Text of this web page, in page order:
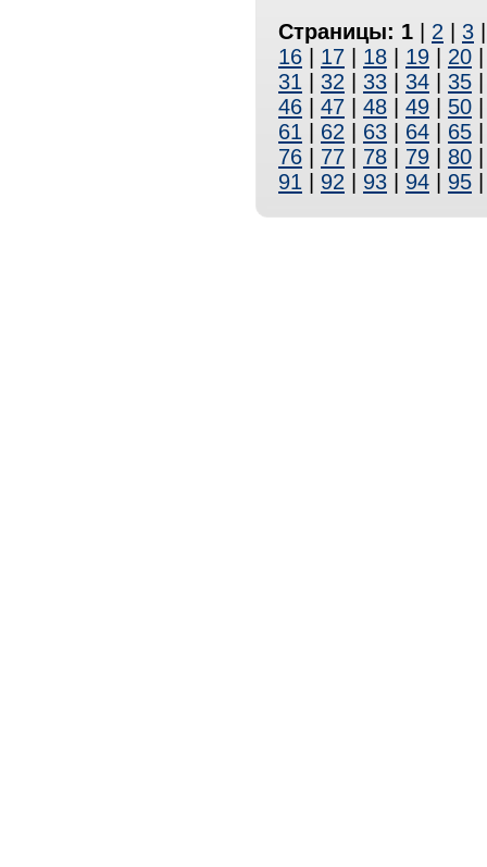
Страницы: 1 2 3
16
17 18 19 20
31
32 33 34 35
46
47 48 49 50
61
62 63 64 65
76
77 78 79 80
91
92 93 94 95